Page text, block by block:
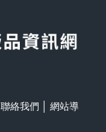
聯絡我們
網站導